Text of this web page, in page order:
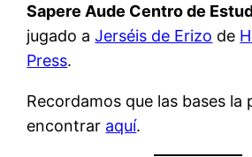
Sapere Aude Centro de
jugado aJerséis de Erizo de
Press.
Recordamos que las bases la
encontrar aquí.